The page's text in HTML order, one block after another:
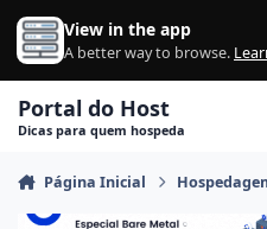
Ir para conteúdo
View in the app
A better way to browse.
Portal do Host
Dicas para quem hospeda
Página Inicial